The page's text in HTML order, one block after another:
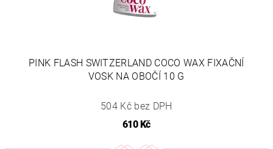
PINK FLASH SWITZERLAND COCO WAX FIXAČNÍ
VOSK NA OBOČÍ 10 G
504 Kč bez DPH
610 Kč